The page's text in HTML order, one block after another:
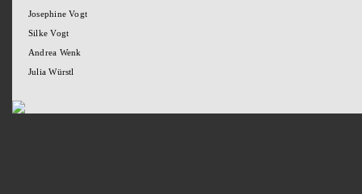
Josephine Vogt
Silke Vogt
Andrea Wenk
Julia Würstl